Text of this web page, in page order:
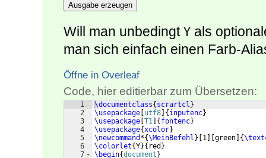
Ausgabe erzeugen
Will man unbedingt Y als
man sich einfach einen Farb-
Öffne in Overleaf
Code, hier editierbar zum Übersetzen:
1
2
3
4
5
6
7
\documentclass{ scrartcl }
\usepackage utf8 { inputenc}
\usepackage T1 { fontenc}
\usepackage{xcolor}
\newcommand *{\MeinBefehl } 1 green {
\colorlet{Y}{ red }
\begin{document }